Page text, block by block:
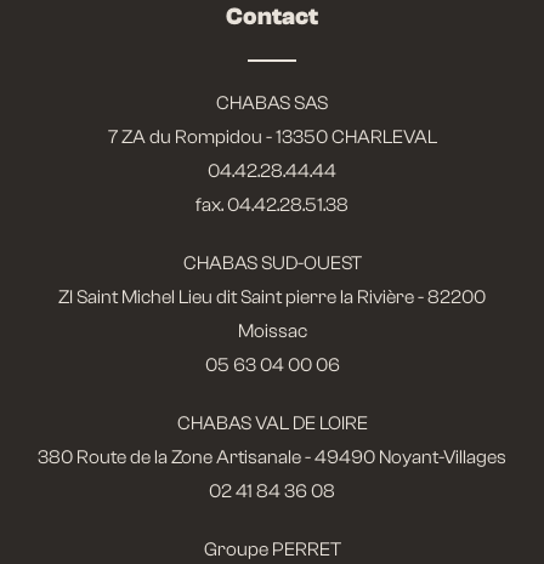
Contact
CHABAS SAS
7 ZA du Rompidou - 13350 CHARLEVAL
04.42.28.44.44
fax. 04.42.28.51.38
CHABAS SUD-OUEST
ZI Saint Michel Lieu dit Saint pierre la Rivière - 82200
Moissac
05 63 04 00 06
CHABAS VAL DE LOIRE
380 Route de la Zone Artisanale - 49490 Noyant-Villages
02 41 84 36 08
Groupe PERRET